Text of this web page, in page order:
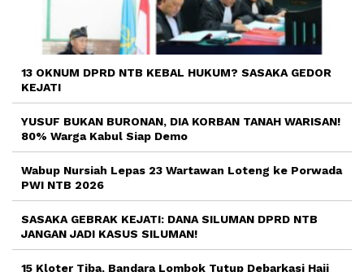
13 OKNUM DPRD NTB KEBAL HUKUM? SASAKA GEDOR
KEJATI
YUSUF BUKAN BURONAN, DIA KORBAN TANAH WARISAN!
80% Warga Kabul Siap Demo
Wabup Nursiah Lepas 23 Wartawan Loteng ke Porwada
PWI NTB 2026
SASAKA GEBRAK KEJATI: DANA SILUMAN DPRD NTB
JANGAN JADI KASUS SILUMAN!
15 Kloter Tiba, Bandara Lombok Tutup Debarkasi Haji